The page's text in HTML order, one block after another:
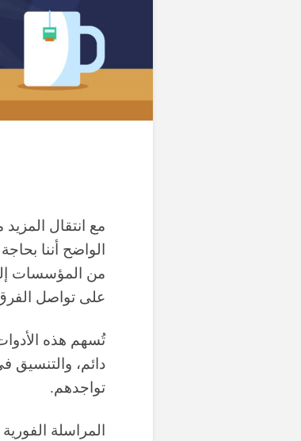
مع انتقال
الواضح أننا
من المؤسسات
على تواصل الفرق
تُسهم هذه
دائم، والتنسيق
تواجدهم.
المراسلة